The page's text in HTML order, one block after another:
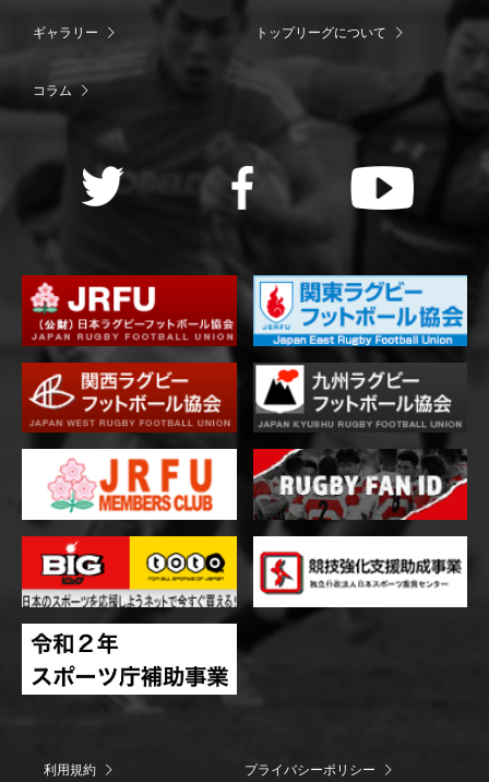
ギャラリー トップリーグについて
コラム
利用規約 プライバシーポリシー